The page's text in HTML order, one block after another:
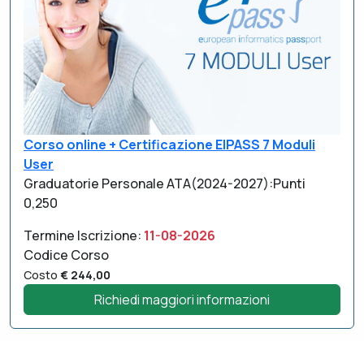
Corso online + Certificazione EIPASS 7 Moduli
User
Graduatorie Personale ATA(2024-2027):Punti
0,250
Termine Iscrizione: 11-08-2026
Codice Corso
Costo € 244,00
Richiedi maggiori informazioni